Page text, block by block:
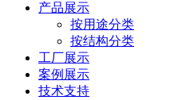
产品展示
按用途分类
按结构分类
工厂展示
案例展示
技术支持